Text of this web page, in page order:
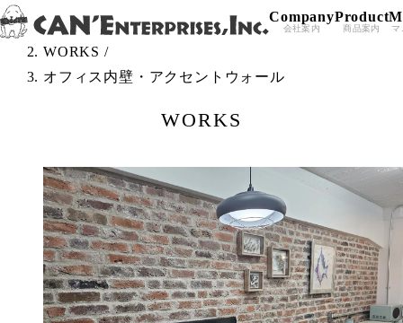
Skip to content
Company
会社案内
Product
商品案内 マ
TOP /
WORKS /
オフィス内壁・アクセントウォール
WORKS